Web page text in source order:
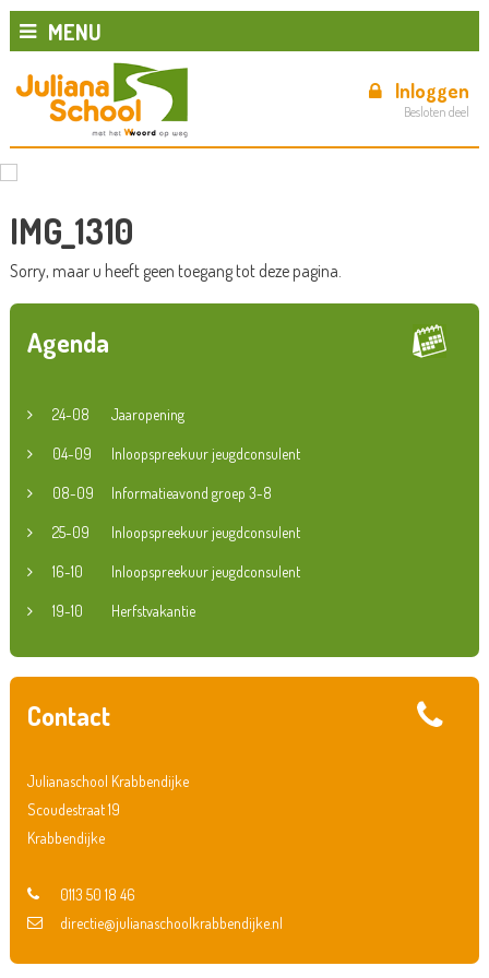
MENU
Inloggen
Besloten deel
IMG_1310
Sorry, maar u heeft geen toegang tot deze pagina.
Agenda
24-08 Jaaropening
04-09 Inloopspreekuur jeugdconsulent
08-09 Informatieavond groep 3-8
25-09 Inloopspreekuur jeugdconsulent
16-10 Inloopspreekuur jeugdconsulent
19-10 Herfstvakantie
Contact
Julianaschool Krabbendijke
Scoudestraat 19
Krabbendijke
0113 50 18 46
directie@julianaschoolkrabbendijke.nl